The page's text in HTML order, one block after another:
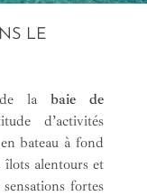
LE
de la baie de
d’activités
bateau à fond
îlots alentours et
fortes